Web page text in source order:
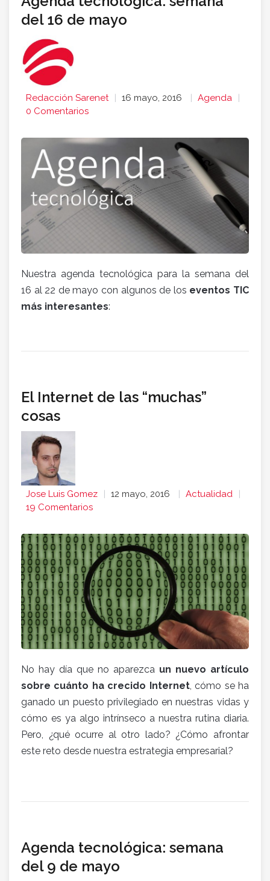
del 16 de mayo
Redacción Sarenet 16 mayo, 2016
Agenda
0 Comentarios
Nuestra agenda tecnológica para la semana del
16 al 22 de mayo con algunos de los eventos TIC
más interesantes:
El Internet de las “muchas”
cosas
Jose Luis Gomez 12 mayo, 2016
Actualidad
19 Comentarios
No hay día que no aparezca un nuevo artículo
sobre cuánto ha crecido Internet, cómo se ha
ganado un puesto privilegiado en nuestras vidas y
cómo es ya algo intrínseco a nuestra rutina diaria.
Pero, ¿qué ocurre al otro lado? ¿Cómo afrontar
este reto desde nuestra estrategia empresarial?
Agenda tecnológica: semana
del 9 de mayo